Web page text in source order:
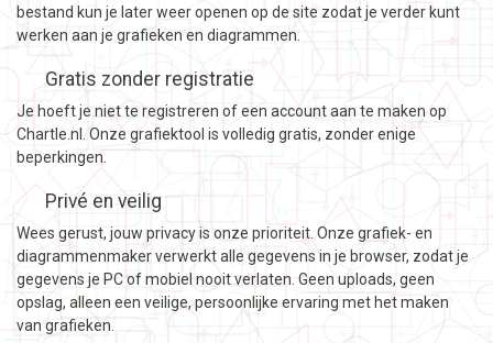
bestand kun je later weer openen op de site zodat je verder kunt
werken aan je grafieken en diagrammen.
Gratis zonder registratie
Je hoeft je niet te registreren of een account aan te maken op
Chartle.nl. Onze grafiektool is volledig gratis, zonder enige
beperkingen.
Privé en veilig
Wees gerust, jouw privacy is onze prioriteit. Onze grafiek- en
diagrammenmaker verwerkt alle gegevens in je browser, zodat je
gegevens je PC of mobiel nooit verlaten. Geen uploads, geen
opslag, alleen een veilige, persoonlijke ervaring met het maken
van grafieken.